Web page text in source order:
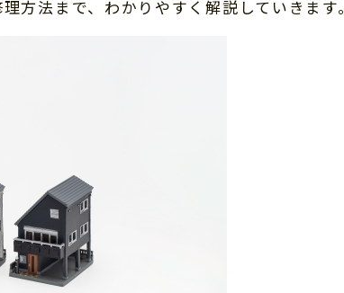
方法まで、わかりやすく解説していきます。